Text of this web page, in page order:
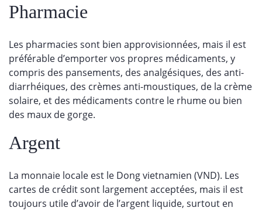
Pharmacie
Les pharmacies sont bien approvisionnées, mais il est
préférable d’emporter vos propres médicaments, y
compris des pansements, des analgésiques, des anti-
diarrhéiques, des crèmes anti-moustiques, de la crème
solaire, et des médicaments contre le rhume ou bien
des maux de gorge.
Argent
La monnaie locale est le Dong vietnamien (VND). Les
cartes de crédit sont largement acceptées, mais il est
toujours utile d’avoir de l’argent liquide, surtout en